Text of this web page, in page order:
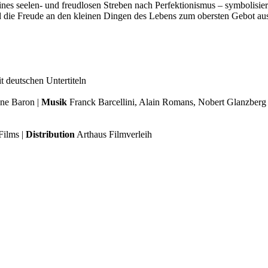
seelen- und freudlosen Streben nach Perfektionismus –
Freude an den kleinen Dingen des Lebens zum obersten Gebot
deutschen Untertiteln
Baron | Musik Franck Barcellini, Alain Romans, Nobert
| Distribution Arthaus Filmverleih